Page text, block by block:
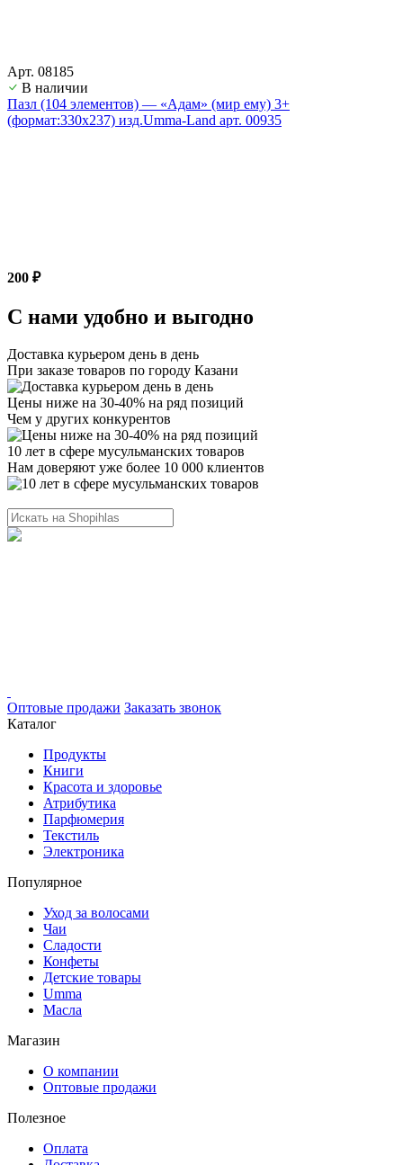
Арт. 08185
В наличии
Пазл (104 элементов) — «Адам» (мир ему) 3+
(формат:330х237) изд.Umma-Land арт. 00935
200 ₽
С нами удобно и выгодно
Доставка курьером день в день
При заказе товаров по городу Казани
Цены ниже на 30-40% на ряд позиций
Чем у других конкурентов
10 лет в сфере мусульманских товаров
Нам доверяют уже более 10 000 клиентов
Оптовые продажи Заказать звонок
Каталог
Продукты
Книги
Красота и здоровье
Атрибутика
Парфюмерия
Текстиль
Электроника
Популярное
Уход за волосами
Чаи
Сладости
Конфеты
Детские товары
Umma
Масла
Магазин
О компании
Оптовые продажи
Полезное
Оплата